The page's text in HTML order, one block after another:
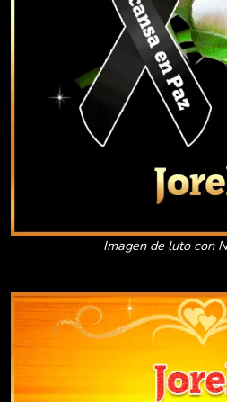
Imagen de luto con